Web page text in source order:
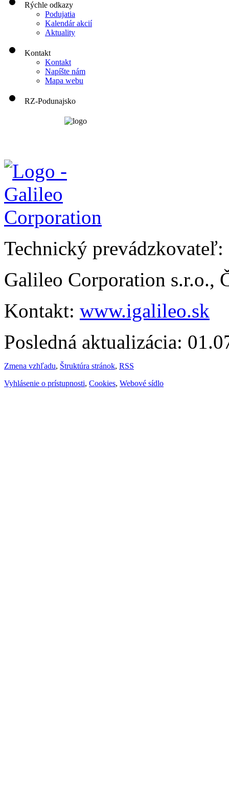
Rýchle odkazy
Podujatia
Kalendár akcií
Aktuality
Kontakt
Kontakt
Napíšte nám
Mapa webu
RZ-Podunajsko
Technický prevádzkovateľ:
Galileo Corporation s.r.o.,
Kontakt: www.igalileo.sk
Posledná aktualizácia:
Zmena vzhľadu, Štruktúra stránok, RSS
Vyhlásenie o prístupnosti, Cookies, Webové sídlo